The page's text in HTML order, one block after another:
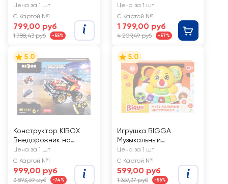
Цена за 1 шт
С Картой №1
799,00 руб
1 788,43 руб -55%
техника, 509 деталей
Цена за 1 шт
С Картой №1
1 799,00 руб
4 209,49 руб -57%
5.0
Конструктор KIBOX
Внедорожник на
радиоуправлении,
Арт. M38-B0991/B0992
Цена за 1 шт
С Картой №1
999,00 руб
3 893,69 руб -74%
5.0
Игрушка BIGGA
Музыкальный
инструмент со
световыми и звуковыми
эффектами, Арт.
HW503-6
Цена за 1 шт
С Картой №1
599,00 руб
1 367,37 руб -56%